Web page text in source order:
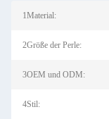
1Material:
2Größe der Perle:
3OEM und ODM:
4Stil: